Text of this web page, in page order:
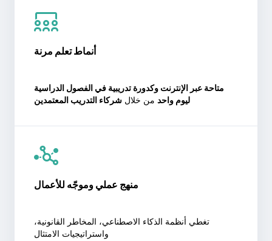
أنماط تعلم مرنة
متاحة عبر الإنترنت وكدورة تدريبية في الفصول الدراسية
ليوم واحد من خلال شركاء التدريب المعتمدين
منهج عملي وموجّه للأعمال
تغطي أنظمة الذكاء الاصطناعي، المخاطر القانونية،
واستراتيجيات الامتثال